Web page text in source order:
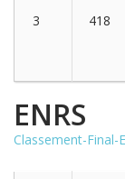
3 418
ENRS
Classement-Final-